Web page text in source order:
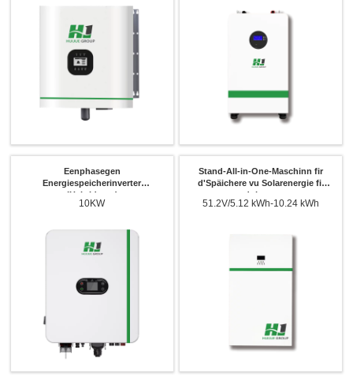
Eenphasegen
Energiespeicherinverter
(Hybridnetz)
10KW
Stand-All-in-One-Maschinn fir
d'Späichere vu Solarenergie fir
doheem
51.2V/5.12 kWh-10.24 kWh
schéckt Message